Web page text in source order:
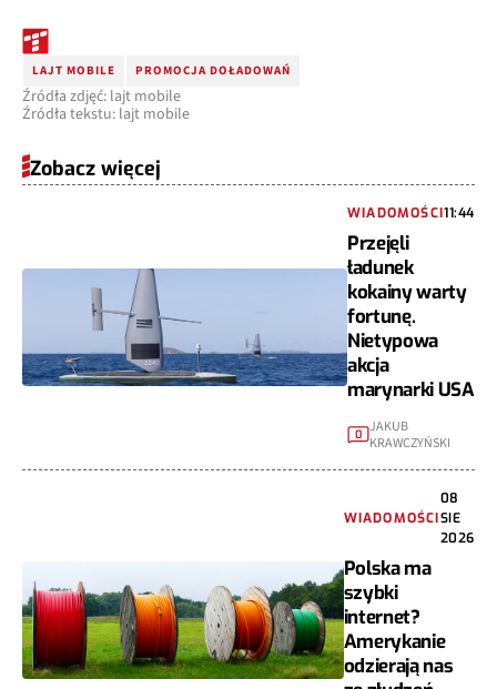
LAJT MOBILE PROMOCJA DOŁADOWAŃ
Źródła zdjęć: lajt mobile
Źródła tekstu: lajt mobile
Zobacz więcej
WIADOMOŚCI11:44
Przejęli
ładunek
kokainy warty
fortunę.
Nietypowa
akcja
marynarki USA
0 JAKUB
KRAWCZYŃSKI
WIADOMOŚCI
08
SIE
2026
Polska ma
szybki
internet?
Amerykanie
odzierają nas